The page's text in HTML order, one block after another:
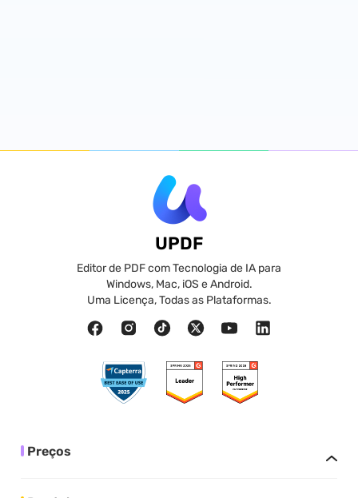
UPDF
Editor de PDF com Tecnologia de IA para
Windows, Mac, iOS e Android.
Uma Licença, Todas as Plataformas.
Preços